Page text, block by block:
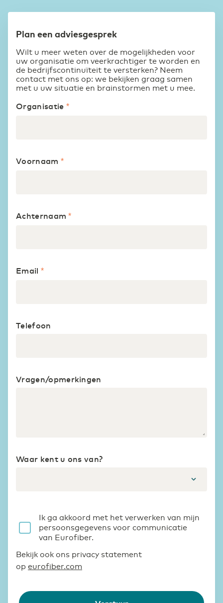
DCspine
Fundament van uw ICT-infrastructuur
Secure Cloud Connect
Waar connectiviteit en cloud samenkomen
WDM Encrypted
Hoge bandbreedtes en een betrouwbaar netwerk
Industrie
Concurrentiepositie versterken met industrie 4.0
Overheid
Optimale toegang tot digitaal onderwijs
retail 2.0
Careers
France Français
Plan een adviesgesprek
Wilt u meer weten over de mogelijkheden voor
uw organisatie om veerkrachtiger te worden en
de bedrijfscontinuïteit te versterken? Neem
contact met ons op: we bekijken graag samen
met u uw situatie en brainstormen met u mee.